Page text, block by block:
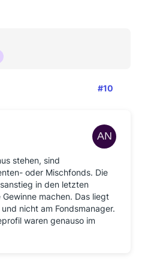
#10
stehen, sind
oder Mischfonds. Die
in den letzten
machen. Das liegt
nicht am Fondsmanager.
waren genauso im